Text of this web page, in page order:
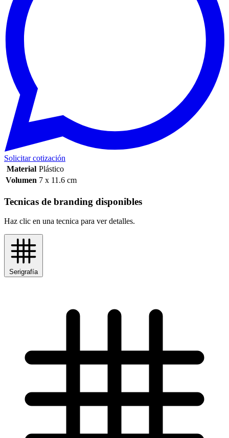
Solicitar cotización
Material Plástico
Volumen 7 x 11.6 cm
Tecnicas de branding disponibles
Haz clic en una tecnica para ver detalles.
Serigrafía